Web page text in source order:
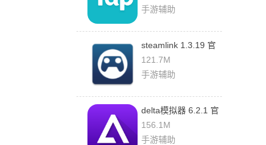
手游辅助
steamlink 1.3.19 官
方版
121.7M
手游辅助
delta模拟器 6.2.1 官
方版
156.1M
手游辅助